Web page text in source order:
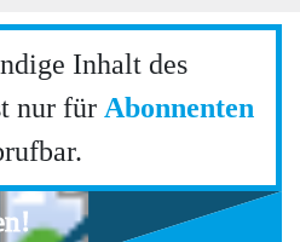
Inhalt des
nur für Abonnenten